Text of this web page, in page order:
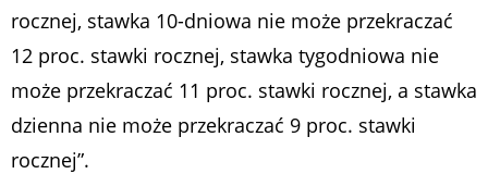
rocznej, stawka 10-dniowa nie może przekraczać
12 proc. stawki rocznej, stawka tygodniowa nie
może przekraczać 11 proc. stawki rocznej, a stawka
dzienna nie może przekraczać 9 proc. stawki
rocznej”.